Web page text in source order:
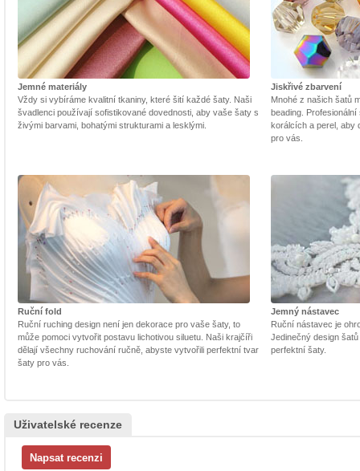
Jemné materiály
Vždy si vybíráme kvalitní tkaniny, které šití každé šaty. Naši
švadlenci používají sofistikované dovednosti, aby vaše šaty s
živými barvami, bohatými strukturami a lesklými.
Jiskřivé zbarvení
Mnohé z našich šatů
beading.
korálcích a perel, aby
pro vás.
Ruční fold
Ruční ruching design není jen dekorace pro vaše šaty, to
může pomoci vytvořit postavu lichotivou siluetu. Naši krajčíři
dělají všechny ruchování ručně, abyste vytvořili perfektní tvar
šaty pro vás.
Jemný nástavec
Ruční nástavec je
Jedinečný design
perfektní šaty.
Uživatelské recenze